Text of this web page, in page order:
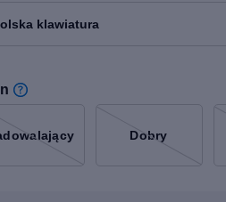
klawiatura
Dobry